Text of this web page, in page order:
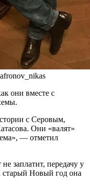
они вместе с
с Серовым,
Они «валят»
— отметил
заплатит, передачу у
старый Новый год она